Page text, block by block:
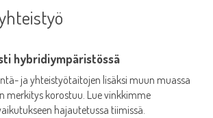
hybridiympäristössä
ja yhteistyötaitojen lisäksi muun muassa
merkitys korostuu. Lue vinkkimme
hajautetussa tiimissä.